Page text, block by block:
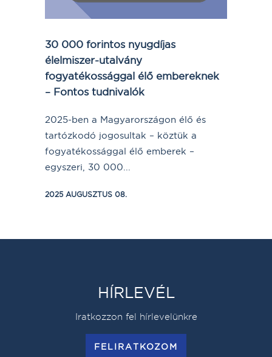
30 000 forintos nyugdíjas
élelmiszer-utalvány
fogyatékossággal élő embereknek
– Fontos tudnivalók
2025-ben a Magyarországon élő és
tartózkodó jogosultak – köztük a
fogyatékossággal élő emberek –
egyszeri, 30 000...
2025 AUGUSZTUS 08.
HÍRLEVÉL
Iratkozzon fel hírlevelünkre
FELIRATKOZOM